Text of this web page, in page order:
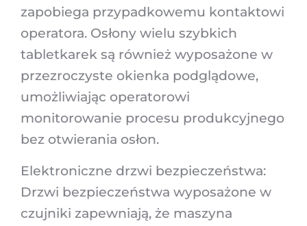
zapobiega przypadkowemu kontaktowi
operatora. Osłony wielu szybkich
tabletkarek są również wyposażone w
przezroczyste okienka podglądowe,
umożliwiając operatorowi
monitorowanie procesu produkcyjnego
bez otwierania osłon.
Elektroniczne drzwi bezpieczeństwa:
Drzwi bezpieczeństwa wyposażone w
czujniki zapewniają, że maszyna